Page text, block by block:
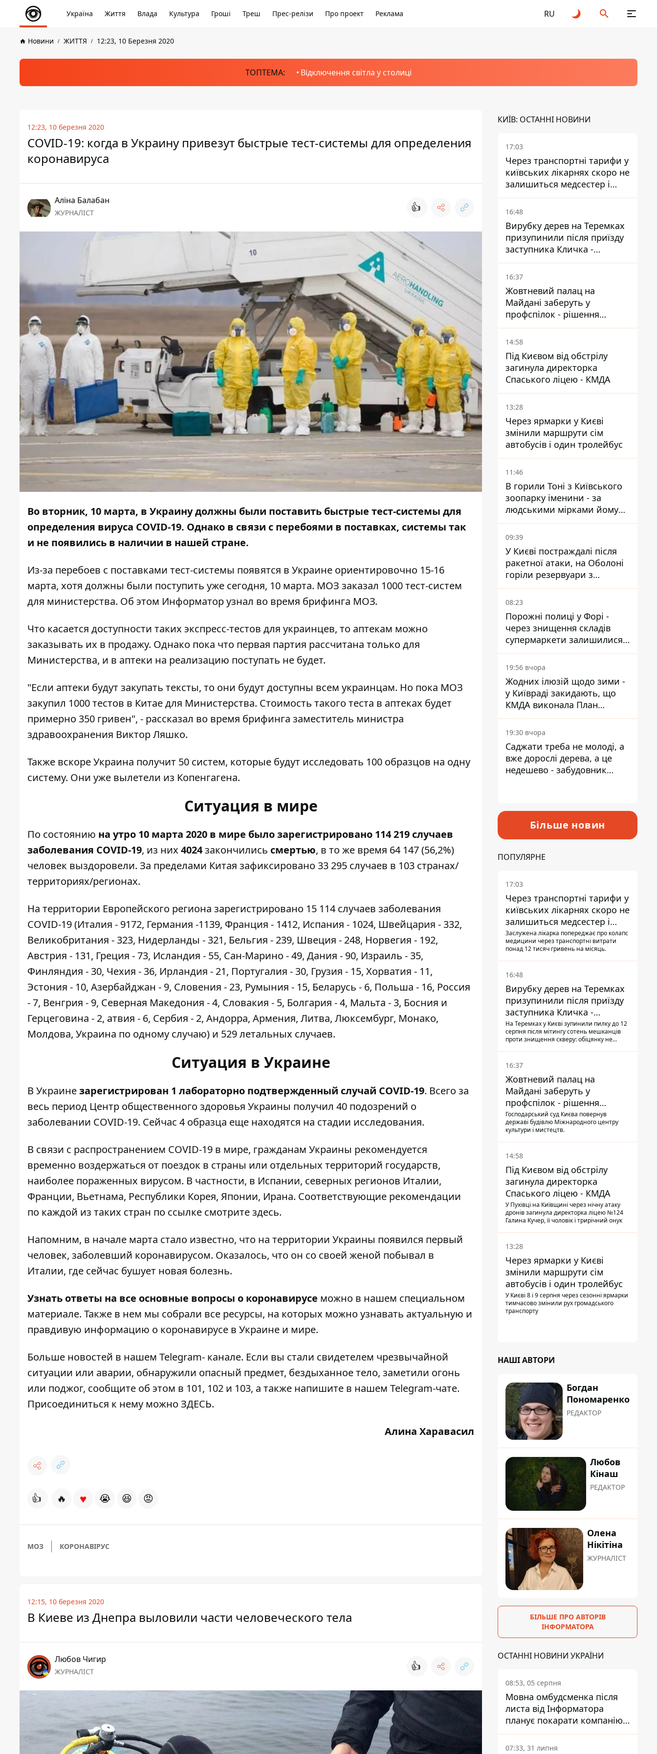
Україна Життя Влада Культура Гроші Треш Прес-релізи Про проект Реклама RU
Новини ЖИТТЯ 12:23, 10 Березня 2020
ТОПТЕМА: Відключення світла у столиці
12:23, 10 березня 2020
COVID-19: когда в Украину привезут быстрые тест-системы для определения
коронавируса
Аліна Балабан
ЖУРНАЛІСТ 👍
Во вторник, 10 марта, в Украину должны были поставить быстрые тест-системы для
определения вируса COVID-19. Однако в связи с перебоями в поставках, системы так
и не появились в наличии в нашей стране.
Из-за перебоев с поставками тест-системы появятся в Украине ориентировочно 15-16
марта, хотя должны были поступить уже сегодня, 10 марта. МОЗ заказал 1000 тест-систем
для министерства. Об этом Информаторузнал во время брифинга МОЗ.
Что касается доступности таких экспресс-тестов для украинцев, то аптекам можно
заказывать их в продажу. Однако пока что первая партия рассчитана только для
Министерства, и в аптеки на реализацию поступать не будет.
"Если аптеки будут закупать тексты, то они будут доступны всем украинцам. Но пока МОЗ
закупил 1000 тестов в Китае для Министерства. Стоимость такого теста в аптеках будет
примерно 350 гривен", - рассказал во время брифинга заместитель министра
здравоохранения Виктор Ляшко.
Также вскоре Украина получит 50 систем, которые будут исследовать 100 образцов на одну
систему. Они уже вылетели из Копенгагена.
Ситуация в мире
По состоянию на утро 10 марта 2020 в мире было зарегистрировано 114 219 случаев
заболевания COVID-19, из них 4024закончились смертью, в то же время 64 147 (56,2%)
человек выздоровели. За пределами Китая зафиксировано 33 295 случаев в 103 странах/
территориях/регионах.
На территории Европейского региона зарегистрировано 15 114 случаев заболевания
COVID-19 (Италия - 9172, Германия -1139, Франция - 1412, Испания - 1024, Швейцария - 332,
Великобритания - 323, Нидерланды - 321, Бельгия - 239, Швеция - 248, Норвегия - 192,
Австрия - 131, Греция - 73, Исландия - 55, Сан-Марино - 49, Дания - 90, Израиль - 35,
Финляндия - 30, Чехия - 36, Ирландия - 21, Португалия - 30, Грузия - 15, Хорватия - 11,
Эстония - 10, Азербайджан - 9, Словения - 23, Румыния - 15, Беларусь - 6, Польша - 16, Россия
- 7, Венгрия - 9, Северная Македония - 4, Словакия - 5, Болгария - 4, Мальта - 3, Босния и
Герцеговина - 2, атвия - 6, Сербия - 2, Андорра, Армения, Литва, Люксембург, Монако,
Молдова, Украина по одному случаю) и 529 летальных случаев.
Ситуация в Украине
В Украинезарегистрирован 1 лабораторно подтвержденный случай COVID-19. Всего за
весь период Центр общественного здоровья Украины получил 40 подозрений о
заболевании COVID-19. Сейчас 4 образца еще находятся на стадии исследования.
В связи с распространением COVID-19 в мире, гражданам Украины рекомендуется
временно воздержаться от поездок в страны или отдельных территорий государств,
наиболее пораженных вирусом. В частности, в Испании, северных регионов Италии,
Франции, Вьетнама, Республики Корея, Японии, Ирана. Соответствующие рекомендации
по каждой из таких стран по ссылке смотрите здесь.
Напомним, в начале марта стало известно, что на территории Украины появился первый
человек, заболевший коронавирусом. Оказалось, что он со своей женой побывал в
Италии, где сейчас бушует новая болезнь.
Узнать ответы на все основные вопросы о коронавирусе можно в нашем специальном
материале. Также в нем мы собрали все ресурсы, на которых можно узнавать актуальную и
правдивую информацию о коронавирусе в Украине и мире.
Больше новостей в нашем Telegram- канале. Если вы стали свидетелем чрезвычайной
ситуации или аварии, обнаружили опасный предмет, бездыханное тело, заметили огонь
или поджог, сообщите об этом в 101, 102 и 103, а также напишите в нашем Telegram-чате.
Присоединиться к нему можно ЗДЕСЬ.
Алина Харавасил
👍 🔥 ♥ 😭 😆 😡
МОЗ КОРОНАВІРУС
12:15, 10 березня 2020
В Киеве из Днепра выловили части человеческого тела
Любов Чигир
ЖУРНАЛІСТ 👍
КИЇВ: ОСТАННІ НОВИНИ
17:03
Через транспортні тарифи у
київських лікарнях скоро не
залишиться медсестер і
санітарок - професор
Голубовська
16:48
Вирубку дерев на Теремках
призупинили після приїзду
заступника Кличка -
почався діалог
16:37
Жовтневий палац на
Майдані заберуть у
профспілок - рішення
Господарського суду
14:58
Під Києвом від обстрілу
загинула директорка
Спаського ліцею - КМДА
13:28
Через ярмарки у Києві
змінили маршрути сім
автобусів і один тролейбус
11:46
В горили Тоні з Київського
зоопарку іменини - за
людськими мірками йому
вже понад 90 років
09:39
У Києві постраждалі після
ракетної атаки, на Оболоні
горіли резервуари з
паливом
08:23
Порожні полиці у Форі -
через знищення складів
супермаркети залишилися
без асортименту
19:56 вчора
Жодних ілюзій щодо зими -
у Київраді закидають, що
КМДА виконала План
стійкості на 20%
19:30 вчора
Саджати треба не молоді, а
вже дорослі дерева, а це
недешево - забудовник
Більше новин
ПОПУЛЯРНЕ
17:03
Через транспортні тарифи у
київських лікарнях скоро не
залишиться медсестер і
санітарок - професор
Голубовська
Заслужена лікарка попереджає про колапс
медицини через транспортні витрати
понад 12 тисяч гривень на місяць.
16:48
Вирубку дерев на Теремках
призупинили після приїзду
заступника Кличка -
почався діалог
На Теремках у Києві зупинили пилку до 12
серпня після мітингу сотень мешканців
проти знищення скверу: обіцянку не
прибув налагодити комунікацію
16:37
Жовтневий палац на
Майдані заберуть у
профспілок - рішення
Господарського суду
Господарський суд Києва повернув
державі будівлю Міжнародного центру
культури і мистецтв.
14:58
Під Києвом від обстрілу
загинула директорка
Спаського ліцею - КМДА
У Пухівці на Київщині через нічну атаку
дронів загинула директорка ліцею №124
Галина Кучер, її чоловік і трирічний онук
13:28
Через ярмарки у Києві
змінили маршрути сім
автобусів і один тролейбус
У Києві 8 і 9 серпня через сезонні ярмарки
тимчасово змінили рух громадського
транспорту
НАШІ АВТОРИ
Богдан
Пономаренко
РЕДАКТОР
Любов
Кінаш
РЕДАКТОР
Олена
Нікітіна
ЖУРНАЛІСТ
БІЛЬШЕ ПРО АВТОРІВ
ІНФОРМАТОРА
ОСТАННІ НОВИНИ УКРАЇНИ
08:53, 05 серпня
Мовна омбудсменка після
листа від Інформатора
планує покарати компанію-
підрядника ПриватБанку
07:33, 31 липня